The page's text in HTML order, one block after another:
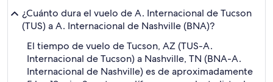
¿Cuánto dura el vuelo de A. Internacional de Tucson
(TUS) a A. Internacional de Nashville (BNA)?
El tiempo de vuelo de Tucson, AZ (TUS-A.
Internacional de Tucson) a Nashville, TN (BNA-A.
Internacional de Nashville) es de aproximadamente